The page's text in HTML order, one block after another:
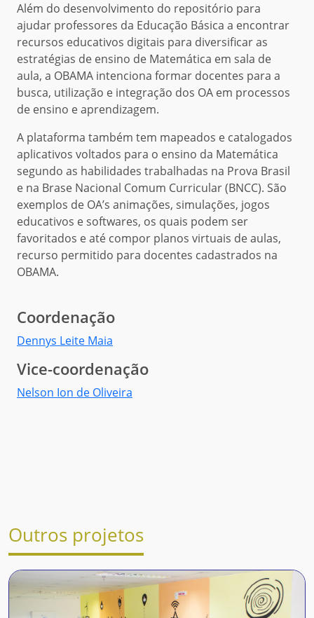
Além do desenvolvimento do repositório para
ajudar professores da Educação Básica a encontrar
recursos educativos digitais para diversificar as
estratégias de ensino de Matemática em sala de
aula, a OBAMA intenciona formar docentes para a
busca, utilização e integração dos OA em processos
de ensino e aprendizagem.
A plataforma também tem mapeados e catalogados
aplicativos voltados para o ensino da Matemática
segundo as habilidades trabalhadas na Prova Brasil
e na Brase Nacional Comum Curricular (BNCC). São
exemplos de OA’s animações, simulações, jogos
educativos e softwares, os quais podem ser
favoritados e até compor planos virtuais de aulas,
recurso permitido para docentes cadastrados na
OBAMA.
Coordenação
Dennys Leite Maia
Vice-coordenação
Nelson Ion de Oliveira
Outros projetos